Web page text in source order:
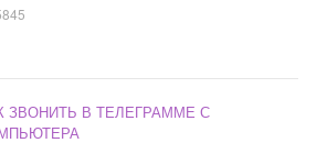
ЗВОНИТЬ В ТЕЛЕГРАММЕ С